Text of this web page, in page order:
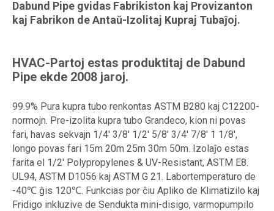
Dabund Pipe gvidas Fabrikiston kaj Provizanton
kaj Fabrikon de Antaŭ-Izolitaj Kupraj Tubaĵoj.
HVAC-Partoj estas produktitaj de Dabund
Pipe ekde 2008 jaroj.
99.9% Pura kupra tubo renkontas ASTM B280 kaj C12200-
normojn. Pre-izolita kupra tubo Grandeco, kion ni povas
fari, havas sekvajn 1/4' 3/8' 1/2' 5/8' 3/4' 7/8' 1 1/8',
longo povas fari 15m 20m 25m 30m 50m. Izolaĵo estas
farita el 1/2' Polypropylenes & UV-Resistant, ASTM E8.
UL94, ASTM D1056 kaj ASTM G 21. Labortemperaturo de
-40℃ ĝis 120℃. Funkcias por ĉiu Apliko de Klimatizilo kaj
Fridigo inkluzive de Sendukta mini-disigo, varmopumpilo